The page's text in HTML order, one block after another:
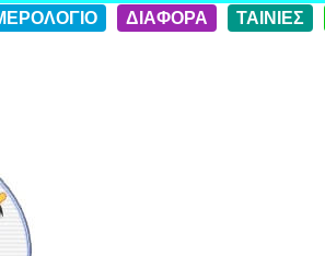
ΔΙΑΦΟΡΑ ΤΑΙΝΙΕΣ